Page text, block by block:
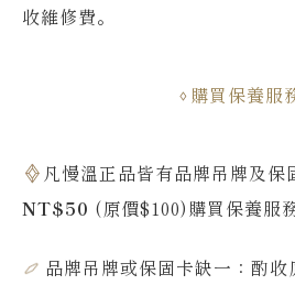
收維修費。
購買保養服
凡慢溫正品皆有品牌吊牌及保
NT$50 (原價$100)購買保養服
品牌吊牌或保固卡缺一：酌